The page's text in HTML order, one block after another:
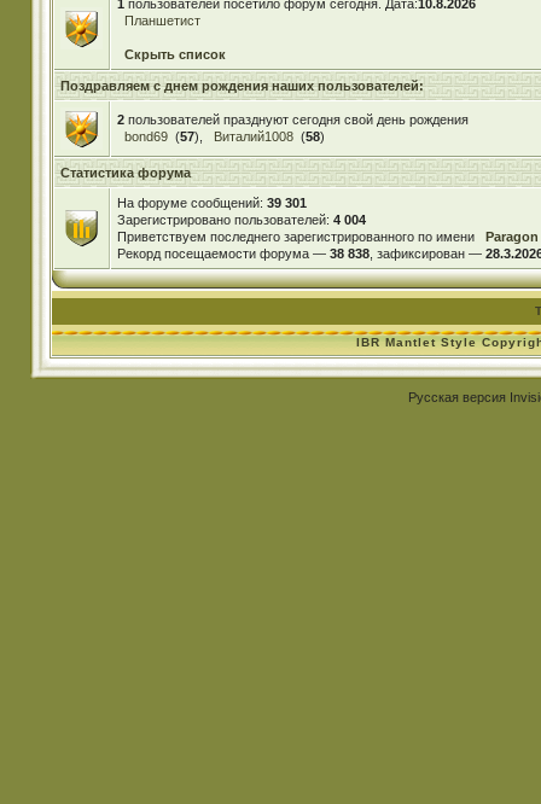
1 пользователей посетило форум сегодня. Дата:10.8.2026
Планшетист
Скрыть список
Поздравляем с днем рождения наших пользователей:
2пользователей празднуют сегодня свой день рождения
bond69 (57), Виталий1008 (58)
Статистика форума
На форуме сообщений: 39 301
Зарегистрировано пользователей: 4 004
Приветствуем последнего зарегистрированного по имени
Paragon
Рекорд посещаемости форума — 38 838, зафиксирован —
IBR Mantlet Style
Русская версия